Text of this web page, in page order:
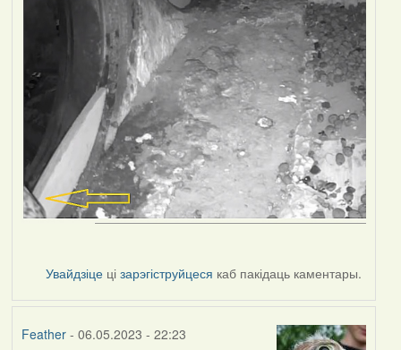
Увайдзіце цізарэгіструйцеся каб пакідаць каментары.
Feather- 06.05.2023 - 22:23